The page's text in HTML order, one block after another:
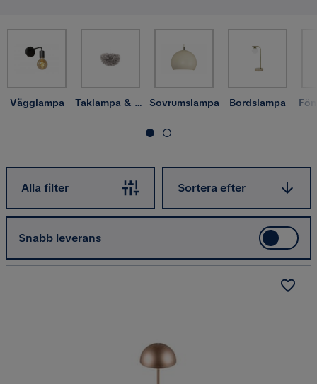
Vägglampa Taklampa & takbelysning Sovrumslampa Bordslampa
Alla filter
Sortera efter
Snabb leverans